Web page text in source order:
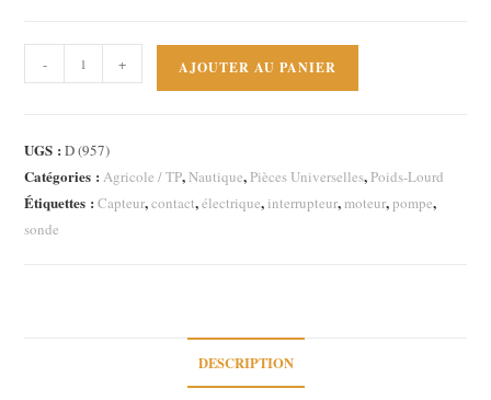
de
Universel
Bateau
- + AJOUTER AU PANIER
UGS :D (957)
Catégories :Agricole / TP,Nautique, Pièces Universelles, Poids-Lourd
Étiquettes :Capteur,contact,électrique, interrupteur, moteur,pompe,
sonde
DESCRIPTION